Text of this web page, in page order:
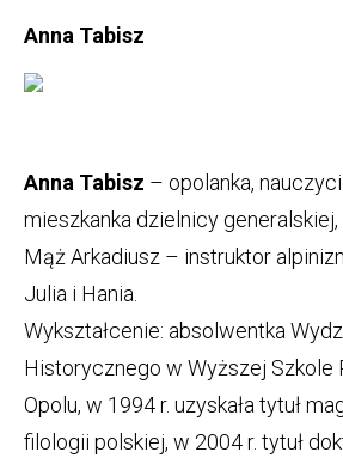
Anna Tabisz
Anna Tabisz – opolanka,
mieszkanka dzielnicy generalskiej,
Mąż Arkadiusz – instruktor
Julia i Hania.
Wykształcenie: absolwentka
Historycznego w Wyższej Szkole
Opolu, w 1994 r. uzyskała tytuł
filologii polskiej, w 2004 r. tytuł